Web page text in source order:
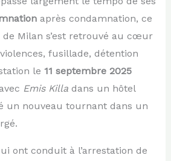
après condamnation, ce
Milan s’est retrouvé au cœur
fusillade, détention
le 11 septembre 2025
Emis Killadans un hôtel
un nouveau tournant dans un
ont conduit à l’arrestation de